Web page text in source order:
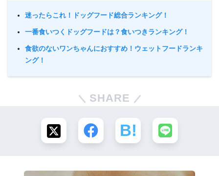
迷ったらこれ！ドッグフード総合ランキング！
一番食いつくドッグフードは？食いつきランキング！
食欲のないワンちゃんにおすすめ！ウェットフードランキ
ング！
SHARE